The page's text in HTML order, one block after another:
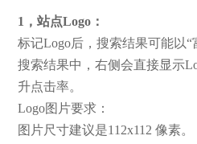
1，站点Logo：
标记Logo后，搜索结果可能以
搜索结果中，右侧会直接显示
升点击率。
Logo图片要求：
图片尺寸建议是112x112 像素。